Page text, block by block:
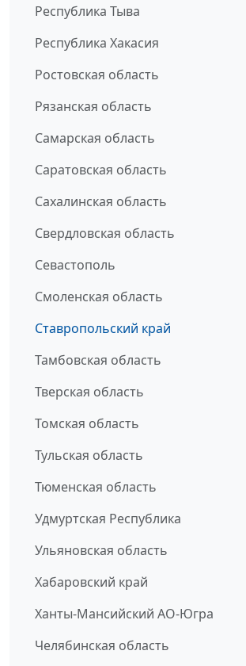
Республика Тыва
Республика Хакасия
Ростовская область
Рязанская область
Самарская область
Саратовская область
Сахалинская область
Свердловская область
Севастополь
Смоленская область
Ставропольский край
Тамбовская область
Тверская область
Томская область
Тульская область
Тюменская область
Удмуртская Республика
Ульяновская область
Хабаровский край
Ханты-Мансийский АО-Югра
Челябинская область